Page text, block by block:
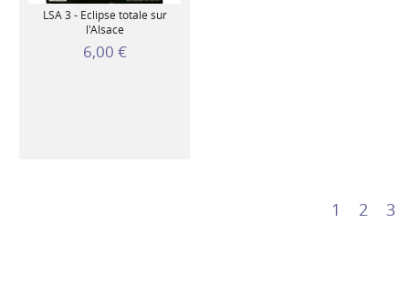
LSA 3 - Eclipse totale sur
l'Alsace
6,00 €
1 2 3